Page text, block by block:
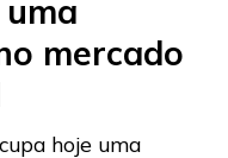
mercado
hoje uma